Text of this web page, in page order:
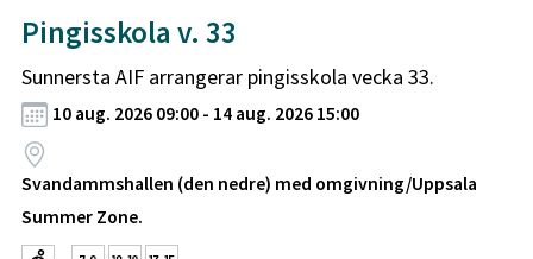
Pingisskola v. 33
Sunnersta AIF arrangerar pingisskola vecka 33.
10 aug. 2026 09:00 - 14 aug. 2026 15:00
Svandammshallen (den nedre) med omgivning/Uppsala
Summer Zone.